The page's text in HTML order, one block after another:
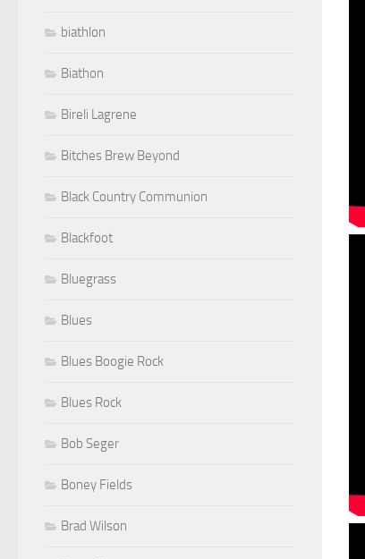
biathlon
Biathon
Bireli Lagrene
Bitches Brew Beyond
Black Country Communion
Blackfoot
Bluegrass
Blues
Blues Boogie Rock
Blues Rock
Bob Seger
Boney Fields
Brad Wilson